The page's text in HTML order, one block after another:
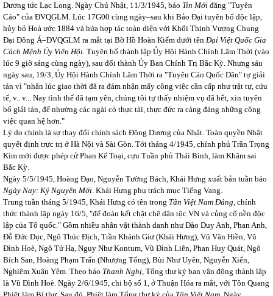
Dương tức Lạc Long. Ngày Chủ Nhật, 11/3/1945, báo Tin Mới đăng "Tuyên
Cáo" của ĐVQGLM. Lúc 17G00 cùng ngày–sau khi Bảo Đại tuyên bố độc lập,
hủy bỏ Hoà ước 1884 và hứa hợp tác toàn diện với Khối Thịnh Vượng Chung
Đại Đông Á–ĐVQGLM ra mắt tại Bờ Hồ Hoàn Kiếm dưới tên Đại Việt Quốc Gia
Cách Mệnh Ủy Viên Hội. Tuyên bố thành lập Ủy Hội Hành Chính Lâm Thời (vào
lúc 9 giờ sáng cùng ngày), sau đổi thành Ủy Ban Chính Trị Bắc Kỳ. Nhưng sáu
ngày sau, 19/3, Ủy Hội Hành Chính Lâm Thời ra "Tuyên Cáo Quốc Dân" tự giải
tán vì "nhân lúc giao thời đã ra đảm nhận mấy công việc cần cấp như trật tự, cứu
tế, v.. v... Nay tình thế đã tạm yên, chúng tôi tự thấy nhiệm vụ đã hết, xin tuyên
bố giải tán, để nhường các ngài có thực tài, thực đức ra cáng đáng những công
việc quan hệ hơn."
Lý do chính là sự thay đổi chính sách Đông Dương của Nhật. Toàn quyền Nhật
quyết định trực trị ở Hà Nội và Sài Gòn. Tới tháng 4/1945, chính phủ Trần Trọng
Kim mới được phép cử Phan Kế Toại, cựu Tuần phủ Thái Bình, làm Khâm sai
Bắc Kỳ.
Ngày 5/5/1945, Hoàng Đạo, Nguyễn Tường Bách, Khái Hưng xuất bản tuần báo
Ngày Nay: Kỷ Nguyên Mới. Khái Hưng phụ trách mục Tiếng Vang.
Trung tuần tháng 5/1945, Khái Hưng có tên trong Tân Việt Nam Đảng, chính
thức thành lập ngày 16/5, "để đoàn kết chặt chẽ dân tộc VN và củng cố nền độc
lập của Tổ quốc." Gồm nhiều nhân vật thành danh như Đào Duy Anh, Phan Anh,
Đỗ Đức Dục, Ngô Thúc Địch, Trần Khánh Giư (Khái Hưng), Vũ Văn Hiền, Vũ
Đình Hoè, Ngô Tử Hạ, Ngụy Như Kontum, Vũ Đình Liên, Phan Huy Quát, Ngô
Bích San, Hoàng Phạm Trấn (Nhượng Tống), Bùi Như Uyên, Nguyễn Xiển,
Nghiêm Xuân Yêm. Theo báo Thanh Nghị, Tổng thư ký ban vận động thành lập
là Vũ Đình Hoè. Ngày 2/6/1945, chi bộ số 1, ở Thuận Hóa ra mắt, với Tôn Quang